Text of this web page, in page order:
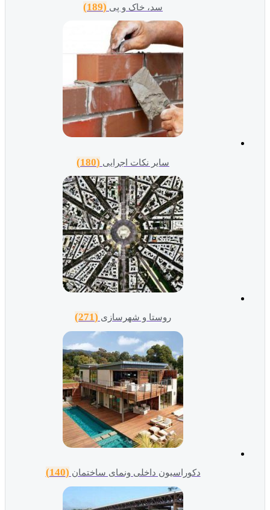
سد، خاک و پی (189)
سایر نکات اجرایی (180)
روستا و شهرسازی (271)
دکوراسیون داخلی ونمای ساختمان (140)